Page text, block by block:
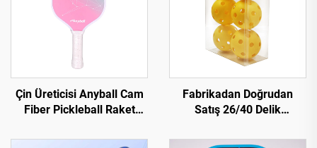
Çin Üreticisi Anyball Cam
Fiber Pickleball Raket
Fabrikadan Doğrudan
Satış 26/40 Delik
Topları PE Malzeme